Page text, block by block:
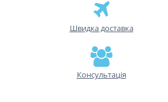
Швидка доставка
Консультація